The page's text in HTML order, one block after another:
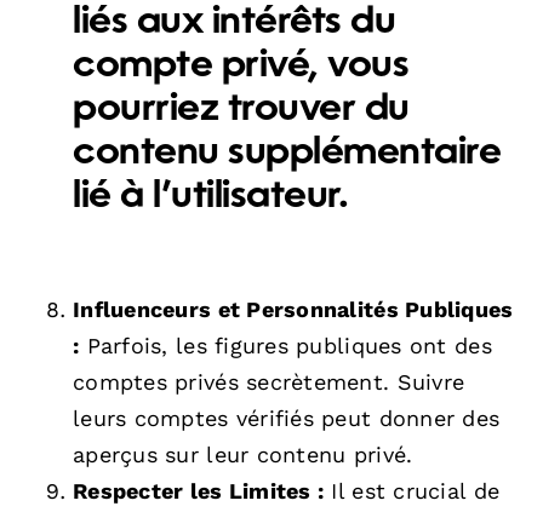
liés aux intérêts du
compte privé, vous
pourriez trouver du
contenu supplémentaire
lié à l’utilisateur.
Influenceurs et Personnalités Publiques
: Parfois, les figures publiques ont des
comptes privés secrètement. Suivre
leurs comptes vérifiés peut donner des
aperçus sur leur contenu privé.
Respecter les Limites : Il est crucial de